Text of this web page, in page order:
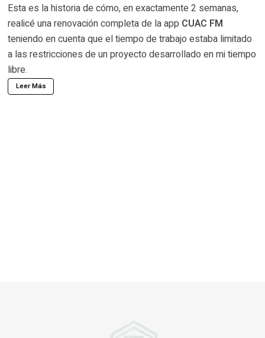
Esta es la historia de cómo, en exactamente 2 semanas,
realicé una renovación completa de la app CUAC FM
teniendo en cuenta que el tiempo de trabajo estaba limitado
a las restricciones de un proyecto desarrollado en mi tiempo
libre.
Leer Más